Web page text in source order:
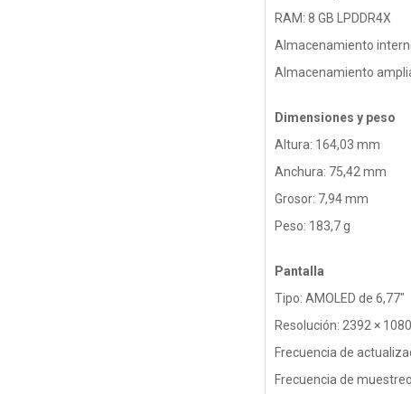
RAM: 8 GB LPDDR4X
Almacenamiento
Almacenamiento
Dimensiones y peso
Altura: 164,03 mm
Anchura: 75,42 mm
Grosor: 7,94 mm
Peso: 183,7 g
Pantalla
Tipo: AMOLED de 6,77"
Resolución: 2392 × 1080
Frecuencia de
Frecuencia de